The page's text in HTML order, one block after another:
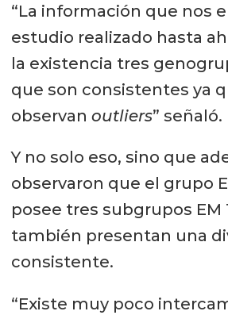
“La información que nos
estudio realizado hasta
la existencia tres
que son consistentes ya
observan outliers” señaló.
Y no solo eso, sino que
observaron que el grupo
posee tres subgrupos EM
también presentan una
consistente.
“Existe muy poco